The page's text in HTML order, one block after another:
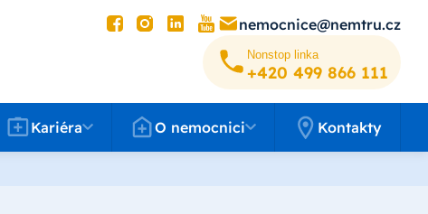
nemocnice@nemtru.cz
Nonstop linka
+420 499 8­66 111
Kariéra
O nemocnici
O nemocnici Kontakty